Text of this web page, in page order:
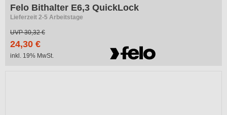
Felo Bithalter E6,3 QuickLock
Lieferzeit 2-5 Arbeitstage
UVP30,32 €
24,30 €
inkl. 19% MwSt.